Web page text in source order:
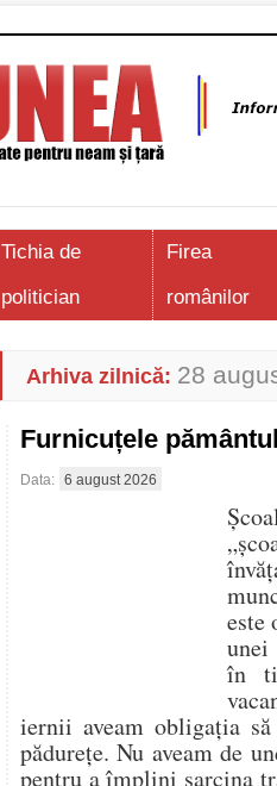
Tichia de
politician
Firea
românilor
Arhiva zilnică: 28
Furnicuțele
Data: 6 august 2026
este
unei
în
iernii aveam obligația
pădurețe. Nu aveam de
pentru a împlini sarcina